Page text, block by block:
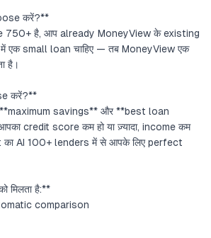
करें?**
750+ है, आप already MoneyView के existing
एक small loan चाहिए — तब MoneyView एक
है।
करें?**
savings** और **best loan
credit score कम हो या ज़्यादा, income कम
का AI 100+ lenders में से आपके लिए perfect
मिलता है:**
comparison